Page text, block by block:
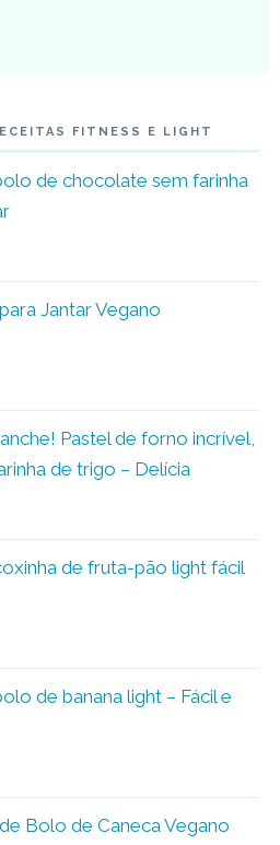
FITNESS E LIGHT
de chocolate sem farinha
Jantar Vegano
Pastel de forno incrível,
de trigo – Delícia
de fruta-pão light fácil
de banana light – Fácil e
Bolo de Caneca Vegano